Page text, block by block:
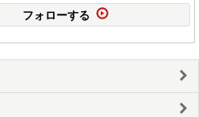
フォローする